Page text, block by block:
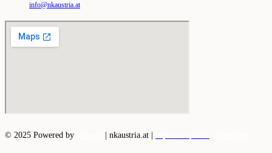
info@nkaustria.at
© 2025 Powered by nkaustria.at |